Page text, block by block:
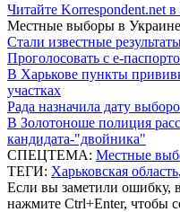
Читайте Korrespondent.net
Местные выборы в Украине
Стали известные
Проголосовать с е-
В Харькове пункты
участках
Рада назначила дату
В Золотоноше полиция
кандидата-"двойника"
СПЕЦТЕМА: Местные
ТЕГИ: Харьковская область
Если вы заметили ошибку,
нажмите Ctrl+Enter, чтобы